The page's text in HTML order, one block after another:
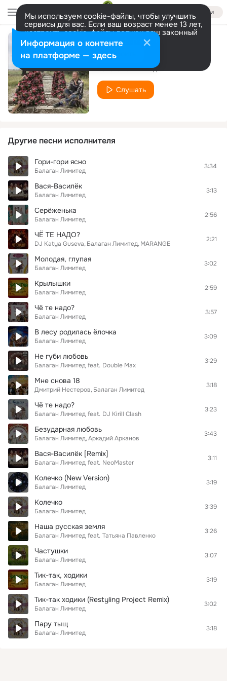
Войти
Мы используем cookie-файлы, чтобы улучшить
сервисы для вас. Если ваш возраст менее 13 лет,
настроить cookie-файлы должен ваш законный
представитель. Больше информации
Разрешить все Настроить
Колыбельная сыну
Балаган Лимитед
Слушать
Другие песни исполнителя
Гори-гори ясно
Балаган Лимитед
3:34
Вася-Василёк
Балаган Лимитед
3:13
Серёженька
Балаган Лимитед
2:56
ЧЁ ТЕ НАДО?
DJ Katya Guseva Балаган Лимитед MARANGE
2:21
Молодая, глупая
Балаган Лимитед
3:02
Крылышки
Балаган Лимитед
2:59
Чё те надо?
Балаган Лимитед
3:57
В лесу родилась ёлочка
Балаган Лимитед
3:09
Не губи любовь
Балаган Лимитед feat. Double Max
3:29
Мне снова 18
Дмитрий Нестеров Балаган Лимитед
3:18
Чё те надо?
Балаган Лимитед feat. DJ Kirill Clash
3:23
Безударная любовь
Балаган Лимитед Аркадий Арканов
3:43
Вася-Василёк [Remix]
Балаган Лимитед feat. NeoMaster
3:11
Колечко (New Version)
Балаган Лимитед
3:19
Колечко
Балаган Лимитед
3:39
Наша русская земля
Балаган Лимитед feat. Татьяна Павленко
3:26
Частушки
Балаган Лимитед
3:07
Тик-так, ходики
Балаган Лимитед
3:19
Тик-так ходики (Restyling Project Remix)
Балаган Лимитед
3:02
Пару тыщ
Балаган Лимитед
3:18
Информация о контенте
на платформе — здесь